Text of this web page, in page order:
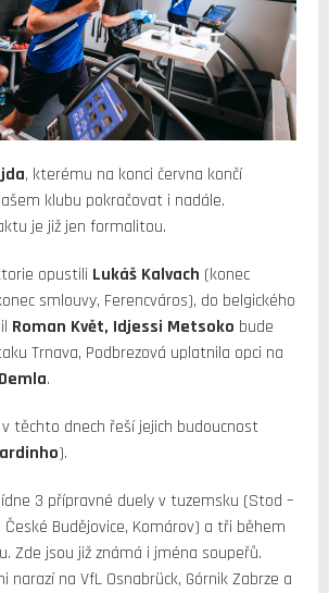
, kterému na konci června končí
klubu pokračovat i nadále.
je již jen formalitou.
opustili Lukáš Kalvach (konec
smlouvy, Ferencváros), do belgického
Roman Květ, Idjessi Metsoko bude
Trnava, Podbrezová uplatnila opci na
.
těchto dnech řeší jejich budoucnost
).
3 přípravné duely v tuzemsku (Stod –
Budějovice, Komárov) a tři během
Zde jsou již známá i jména soupeřů.
narazí na VfL Osnabrück, Górnik Zabrze a